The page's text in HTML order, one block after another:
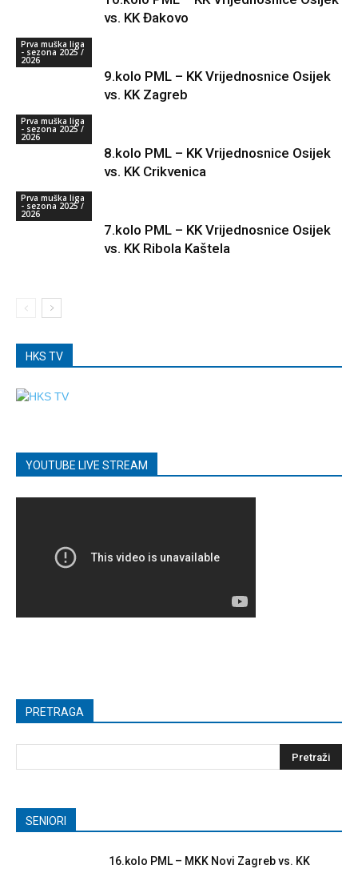
vs. KK Đakovo
Prva muška liga
- sezona 2025 /
2026
9.kolo PML – KK Vrijednosnice Osijek
vs. KK Zagreb
Prva muška liga
- sezona 2025 /
2026
8.kolo PML – KK Vrijednosnice Osijek
vs. KK Crikvenica
Prva muška liga
- sezona 2025 /
2026
7.kolo PML – KK Vrijednosnice Osijek
vs. KK Ribola Kaštela
HKS TV
YOUTUBE LIVE STREAM
PRETRAGA
SENIORI
16.kolo PML – MKK Novi Zagreb vs. KK